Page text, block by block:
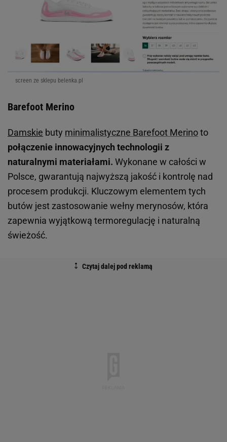
screen ze sklepu belenka.pl
Barefoot Merino
Damskie buty minimalistyczne Barefoot Merinoto
połączenie innowacyjnych technologii z
naturalnymi materiałami. Wykonane w całości w
Polsce, gwarantują najwyższą jakość i kontrolę nad
procesem produkcji. Kluczowym elementem tych
butów jest zastosowanie wełny merynosów, która
zapewnia wyjątkową termoregulację i naturalną
świeżość.